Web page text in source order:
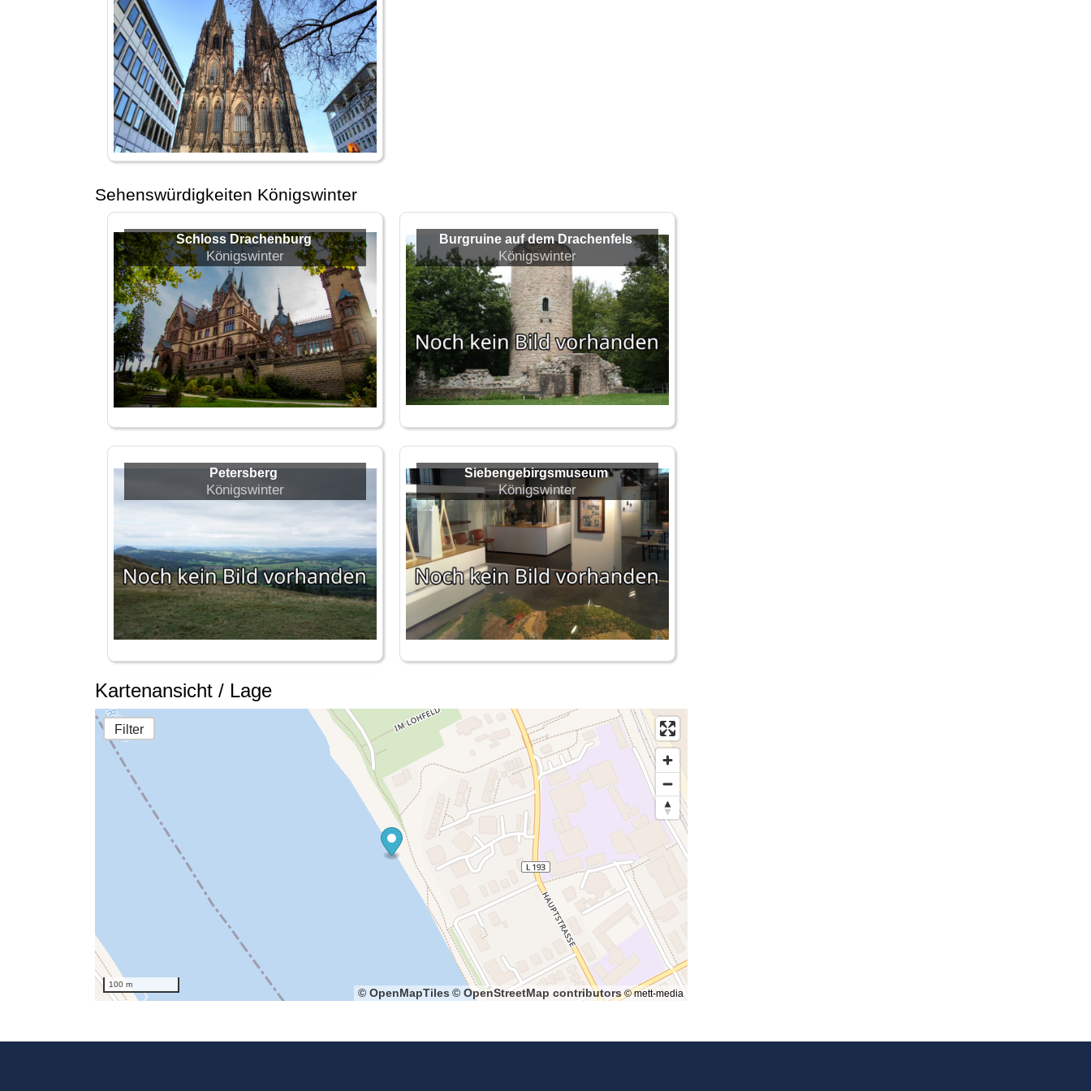
Sehenswürdigkeiten Königswinter
Schloss Drachenburg
Königswinter
Petersberg
Königswinter
Burgruine auf dem Drachenfels
Königswinter
Siebengebirgsmuseum
Königswinter
Kartenansicht / Lage
Filter
100 m
© OpenMapTiles © OpenStreetMap contributors© mett-media